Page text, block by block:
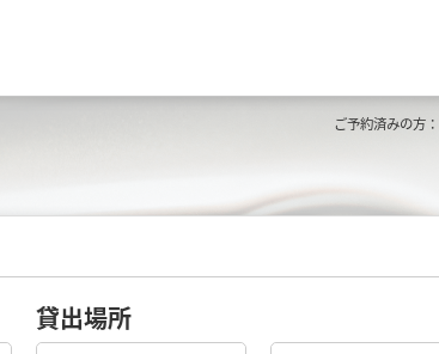
ご予約済みの方：
貸出場所